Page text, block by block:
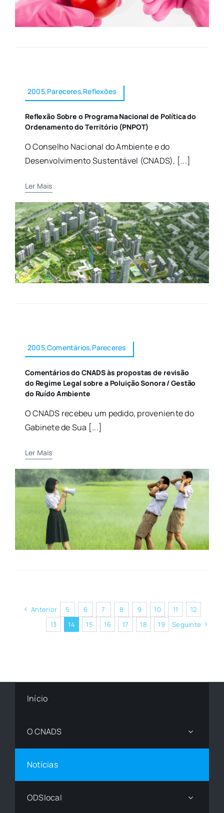
2005,Pareceres,Reflexões
Reflexão Sobre o Programa Nacional de Política do
Ordenamento do Território (PNPOT)
O Conselho Nacional do Ambiente e do
Desenvolvimento Sustentável (CNADS), [...]
Ler Mais
2005,Comentários,Pareceres
Comentários do CNADS às propostas de revisão
do Regime Legal sobre a Poluição Sonora / Gestão
do Ruído Ambiente
O CNADS recebeu um pedido, proveniente do
Gabinete de Sua [...]
Ler Mais
Anterior 5 6 7 8 9 10 11
12
13
14 15 16 17 18 19 Seguinte
Início
O CNADS
Notícias
ODSlocal